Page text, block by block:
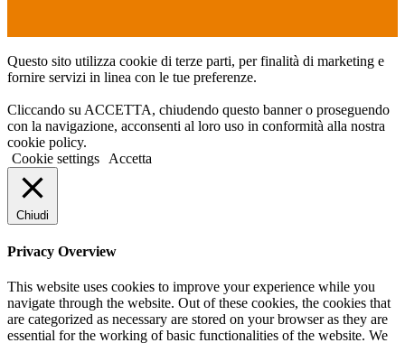
Questo sito utilizza cookie di terze parti, per finalità di marketing e
fornire servizi in linea con le tue preferenze.
Cliccando su ACCETTA, chiudendo questo banner o proseguendo
con la navigazione, acconsenti al loro uso in conformità alla nostra
cookie policy.
Cookie settings
Accetta
Chiudi
Privacy Overview
This website uses cookies to improve your experience while you
navigate through the website. Out of these cookies, the cookies that
are categorized as necessary are stored on your browser as they are
essential for the working of basic functionalities of the website. We